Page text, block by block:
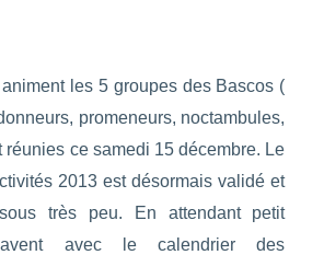
les 5 groupes des Bascos (
promeneurs, noctambules,
réunies ce samedi 15 décembre. Le
2013 est désormais validé et
très peu. En attendant petit
avec le calendrier des